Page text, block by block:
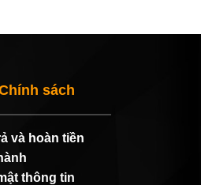
sách
và hoàn tiền
thông tin